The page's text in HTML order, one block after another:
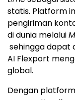
statis. Platform
pengiriman
di dunia melalui
sehingga dapat
AI Flexport
global.
Dengan